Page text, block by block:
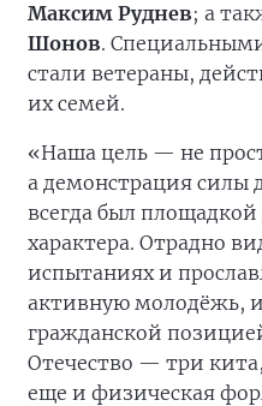
Максим Руднев; а
Шонов.
стали ветераны,
их семей.
«Наша цель — не
а демонстрация силы
всегда был
характера. Отрадно
испытаниях и
активную молодёжь,
гражданской
Отечество — три
еще и физическая